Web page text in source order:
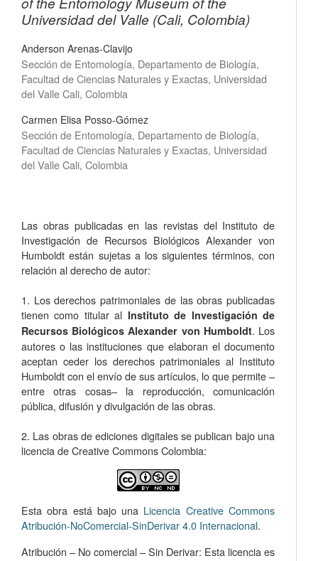
Universidad del Valle (Cali, Colombia)
Anderson Arenas-Clavijo
Sección de Entomología, Departamento de Biología,
Facultad de Ciencias Naturales y Exactas, Universidad
del Valle Cali, Colombia
Carmen Elisa Posso-Gómez
Sección de Entomología, Departamento de Biología,
Facultad de Ciencias Naturales y Exactas, Universidad
del Valle Cali, Colombia
Las obras publicadas en las revistas del Instituto de
Investigación de Recursos Biológicos Alexander von
Humboldt están sujetas a los siguientes términos, con
relación al derecho de autor:
1. Los derechos patrimoniales de las obras publicadas
tienen como titular al Instituto de Investigación de
Recursos Biológicos Alexander von Humboldt. Los
autores o las instituciones que elaboran el documento
aceptan ceder los derechos patrimoniales al Instituto
Humboldt con el envío de sus artículos, lo que permite –
entre otras cosas­– la reproducción, comunicación
pública, difusión y divulgación de las obras.
2. Las obras de ediciones digitales se publican bajo una
licencia de Creative Commons Colombia:
Esta obra está bajo una Licencia Creative Commons
Atribución-NoComercial-SinDerivar 4.0 Internacional.
Atribución – No comercial – Sin Derivar: Esta licencia es